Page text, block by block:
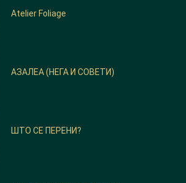
Atelier Foliage
АЗАЛЕА (НЕГА И СОВЕТИ)
ШТО СЕ ПЕРЕНИ?